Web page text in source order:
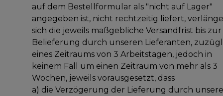
auf dem Bestellformular als "nicht auf Lager"
angegeben ist, nicht rechtzeitig liefert,
sich die jeweils maßgebliche Versandfrist bis zur
Belieferung durch unseren Lieferanten,
eines Zeitraums von 3 Arbeitstagen, jedoch in
keinem Fall um einen Zeitraum von mehr als 3
Wochen, jeweils vorausgesetzt, dass
a) die Verzögerung der Lieferung durch